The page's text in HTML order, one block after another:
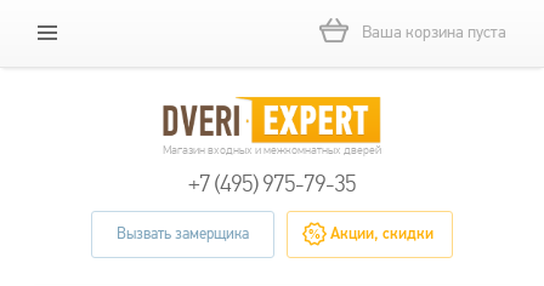
Ваша корзина пуста
Магазин входных и межкомнатных дверей
+7 (495) 975-79-35
Вызвать замерщика Акции, скидки